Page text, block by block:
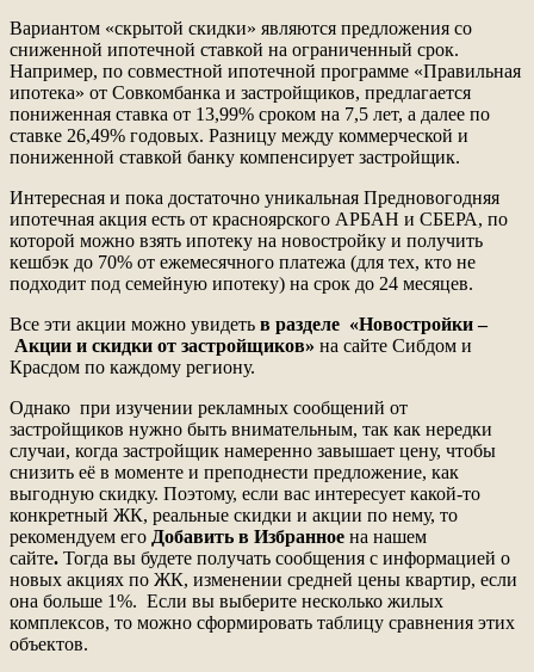
Вариантом «скрытой скидки» являются предложения со
сниженной ипотечной ставкой на ограниченный срок.
Например, по совместной ипотечной программе «Правильная
ипотека» от Совкомбанка и застройщиков, предлагается
пониженная ставка от 13,99% сроком на 7,5 лет, а далее по
ставке 26,49% годовых. Разницу между коммерческой и
пониженной ставкой банку компенсирует застройщик.
Интересная и пока достаточно уникальная Предновогодняя
ипотечная акция есть от красноярского АРБАН и СБЕРА, по
которой можно взять ипотеку на новостройку и получить
кешбэк до 70% от ежемесячного платежа (для тех, кто не
подходит под семейную ипотеку) на срок до 24 месяцев.
Все эти акции можно увидеть в разделе «Новостройки –
Акции и скидки от застройщиков» на сайте Сибдом и
Красдом по каждому региону.
Однако при изучении рекламных сообщений от
застройщиков нужно быть внимательным, так как нередки
случаи, когда застройщик намеренно завышает цену, чтобы
снизить её в моменте и преподнести предложение, как
выгодную скидку. Поэтому, если вас интересует какой-то
конкретный ЖК, реальные скидки и акции по нему, то
рекомендуем его Добавить в Избранное на нашем
сайте. Тогда вы будете получать сообщения с информацией о
новых акциях по ЖК, изменении средней цены квартир, если
она больше 1%. Если вы выберите несколько жилых
комплексов, то можно сформировать таблицу сравнения этих
объектов.